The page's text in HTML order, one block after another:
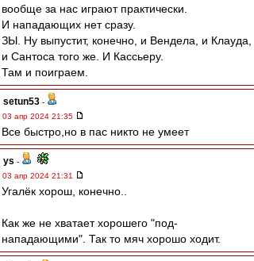
вообще за нас играют практически.
И нападающих нет сразу.
ЗЫ. Ну выпустит, конечно, и Вендела, и Клауда,
и Сантоса того же. И Кассьеру.
Там и поиграем.
setun53 -
03 апр 2024 21:35
Все быстро,но в пас никто не умеет
ys -
03 апр 2024 21:31
Угалёк хорош, конечно..
Как же не хватает хорошего "под-
нападающими". Так то мяч хорошо ходит.